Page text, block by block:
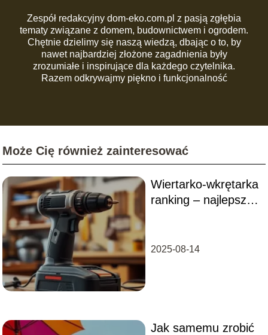
Zespół redakcyjny dom-eko.com.pl z pasją zgłębia
tematy związane z domem, budownictwem i ogrodem.
Chętnie dzielimy się naszą wiedzą, dbając o to, by
nawet najbardziej złożone zagadnienia były
zrozumiałe i inspirujące dla każdego czytelnika.
Razem odkrywajmy piękno i funkcjonalność
Może Cię również zainteresować
Wiertarko-wkrętarka
ranking – najlepsze
2025-08-14
Jak samemu zrobić